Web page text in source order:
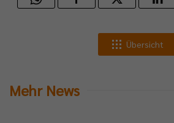
Übersicht
Mehr News